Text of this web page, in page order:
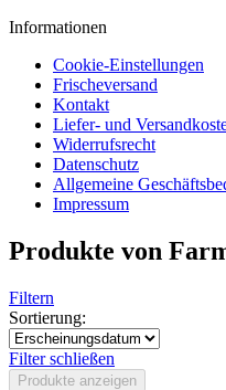
Informationen
Cookie-Einstellungen
Frischeversand
Kontakt
Liefer- und
Widerrufsrecht
Datenschutz
Allgemeine
Impressum
Produkte von
Filtern
Sortierung:
Filter schließen
Produkte anzeigen